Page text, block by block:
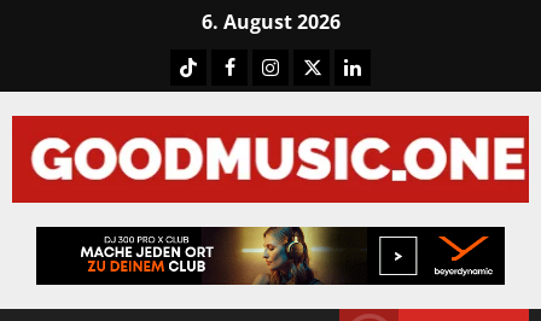
6. August 2026
TiktokFacebook
Instagram
X LinkedIN